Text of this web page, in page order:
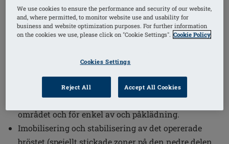
Justerbara breda axelband som fästs med
kardborrband för enkel av och påtagning och ökad
Anatomiskt utformad i ett kraftigt och strechigt
Dragkedja fram för enkel åtkomst till det opererade
området och för enkel av och påklädning.
Imobilisering och stabilisering av det opererade
bröstet (speiellt stickade zoner på den nedre delen
We use cookies to ensure the performance and security of our website,
and, where permitted, to monitor website use and usability for
business and website optimization purposes. For further information
on the cookies we use, please click on "Cookie Settings". Cookie Policy
Cookies Settings
Reject All Accept All Cookies